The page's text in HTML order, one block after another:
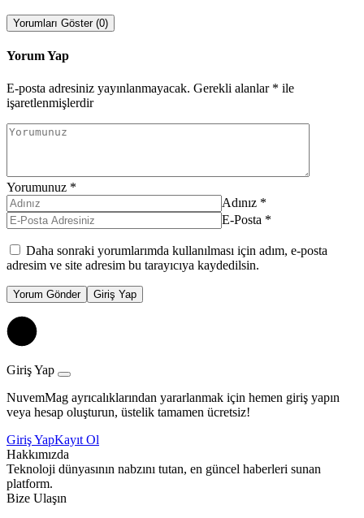
Yorumları Göster (0)
Yorum Yap
E-posta adresiniz yayınlanmayacak. Gerekli alanlar * ile
işaretlenmişlerdir
Yorumunuz *
Adınız *
E-Posta *
Daha sonraki yorumlarımda kullanılması için adım, e-posta
adresim ve site adresim bu tarayıcıya kaydedilsin.
Yorum Gönder Giriş Yap
Giriş Yap
NuvemMag ayrıcalıklarından yararlanmak için hemen giriş yapın
veya hesap oluşturun, üstelik tamamen ücretsiz!
Giriş YapKayıt Ol
Hakkımızda
Teknoloji dünyasının nabzını tutan, en güncel haberleri sunan
platform.
Bize Ulaşın